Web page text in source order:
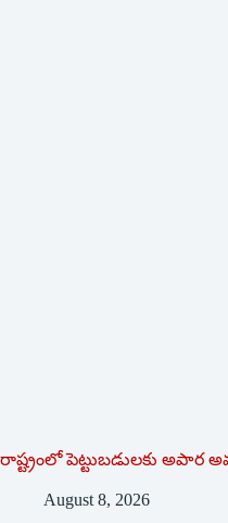
రాష్ట్రంలో పెట్టుబడులకు అపార
August 8, 2026